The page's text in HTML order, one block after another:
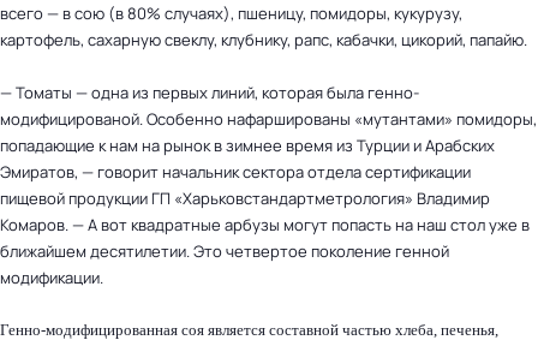
всего — в сою (в 80% случаях), пшеницу, помидоры, кукурузу,
картофель, сахарную свеклу, клубнику, рапс, кабачки, цикорий, папайю.
— Томаты — одна из первых линий, которая была генно-
модифицированой. Особенно нафаршированы «мутантами» помидоры,
попадающие к нам на рынок в зимнее время из Турции и Арабских
Эмиратов, — говорит начальник сектора отдела сертификации
пищевой продукции ГП «Харьковстандартметрология» Владимир
Комаров. — А вот квадратные арбузы могут попасть на наш стол уже в
ближайшем десятилетии. Это четвертое поколение генной
модификации.
Генно-модифицированная соя является составной частью хлеба, печенья,